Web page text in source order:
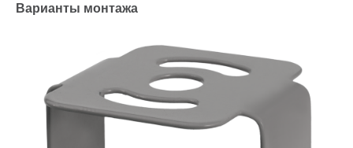
Варианты монтажа